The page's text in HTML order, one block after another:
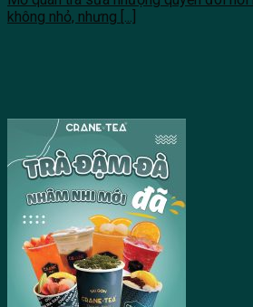
không nhỏ, nhưng [...]